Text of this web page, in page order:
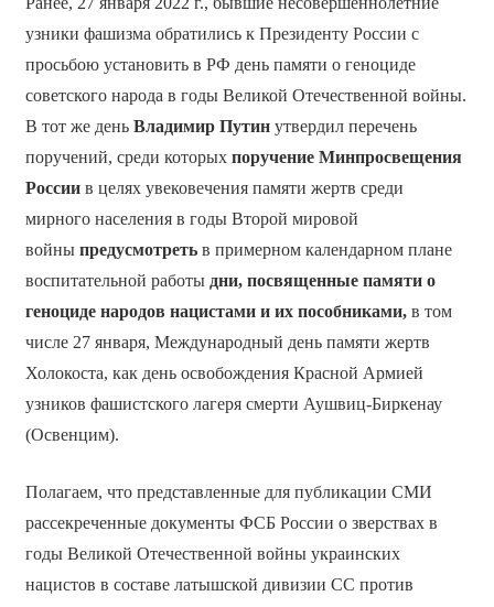
узники фашизма обратились к Президенту России с
просьбою установить в РФ день памяти о геноциде
советского народа в годы Великой Отечественной войны.
В тот же день Владимир Путинутвердил перечень
поручений, среди которых поручение Минпросвещения
Россиив целях увековечения памяти жертв среди
мирного населения в годы Второй мировой
войны предусмотретьв примерном календарном плане
воспитательной работы дни, посвященные памяти о
геноциде народов нацистами и их пособниками,в том
числе 27 января, Международный день памяти жертв
Холокоста, как день освобождения Красной Армией
узников фашистского лагеря смерти Аушвиц-Биркенау
(Освенцим).
Полагаем, что представленные для публикации СМИ
рассекреченные документы ФСБ России о зверствах в
годы Великой Отечественной войны украинских
нацистов в составе латышской дивизии СС против